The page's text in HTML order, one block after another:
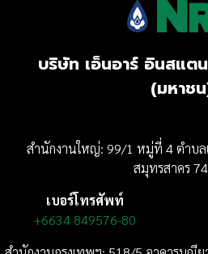
บริษัท เอ็นอาร์ อินสแต
(มหาช
สำนักงานใหญ่: 99/1 หมู่ที่ 4 ตำบล
สมุทรสาคร
เบอร์โทรศัพท์
+6634 849576-80